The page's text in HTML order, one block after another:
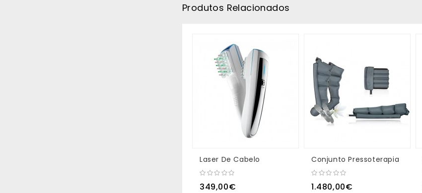
Produtos Relacionados
Laser De Cabelo
349,00€
Conjunto Pressoterapia
1.480,00€